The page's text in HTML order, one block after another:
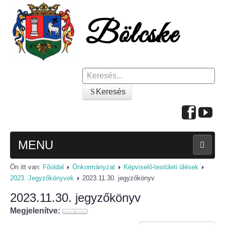
Keresés
Keresés
MENU
FŐOLDAL
A KÖZSÉGRŐL
Ön itt van: Főoldal Önkormányzat
Képviselő-testületi ülések
2023. Jegyzőkönyvek
2023.11.30. jegyzőkönyv
2023.11.30. jegyzőkönyv
Megjelenítve: